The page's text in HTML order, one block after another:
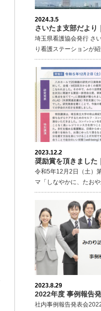
2024.3.5
さいたま支部だより
埼玉県看護協会発行 さ
り看護ステーションが紹
2023.12.2
奨励賞を頂きました
令和5年12月2日（土）
マ「しなやかに、たお
2023.8.29
2022年度 事例報告
社内事例報告発表会